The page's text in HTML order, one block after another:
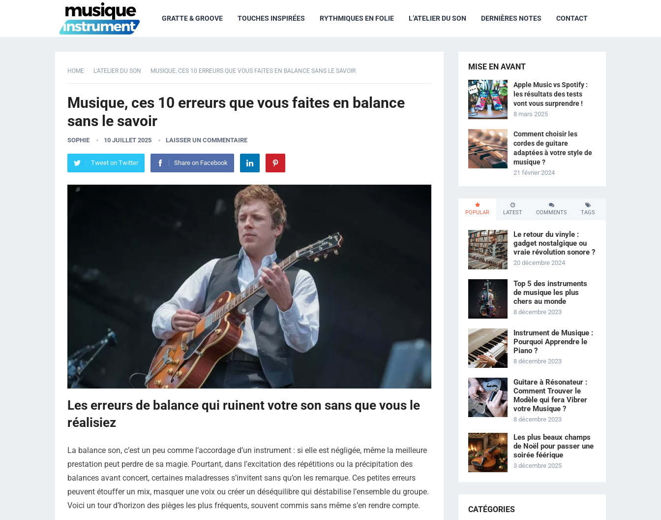
GRATTE & GROOVE TOUCHES INSPIRÉES RYTHMIQUES EN FOLIE L’ATELIER DU SON DERNIÈRES NOTES CONTACT
HOME L'ATELIER DU SON MUSIQUE, CES 10 ERREURS QUE VOUS FAITES EN BALANCE SANS LE SAVOIR
Musique, ces 10 erreurs que vous faites en balance
sans le savoir
SOPHIE 10 JUILLET 2025 LAISSER UN COMMENTAIRE
Tweet on Twitter Share on Facebook
Les erreurs de balance qui ruinent votre son sans que vous le
réalisiez
La balance son, c’est un peu comme l’accordage d’un instrument : si elle est négligée, même la meilleure
prestation peut perdre de sa magie. Pourtant, dans l’excitation des répétitions ou la précipitation des
balances avant concert, certaines maladresses s’invitent sans qu’on les remarque. Ces petites erreurs
peuvent étouffer un mix, masquer une voix ou créer un déséquilibre qui déstabilise l’ensemble du groupe.
Voici un tour d’horizon des pièges les plus fréquents, souvent commis sans même s’en rendre compte.
MISE EN AVANT
Apple Music vs Spotify :
les résultats des tests
vont vous surprendre !
8 mars 2025
Comment choisir les
cordes de guitare
adaptées à votre style de
musique ?
21 février 2024
POPULAR LATEST COMMENTS TAGS
Le retour du vinyle :
gadget nostalgique ou
vraie révolution sonore ?
20 décembre 2024
Top 5 des instruments
de musique les plus
chers au monde
8 décembre 2023
Instrument de Musique :
Pourquoi Apprendre le
Piano ?
8 décembre 2023
Guitare à Résonateur :
Comment Trouver le
Modèle qui fera Vibrer
votre Musique ?
8 décembre 2023
Les plus beaux champs
de Noël pour passer une
soirée féérique
3 décembre 2025
CATÉGORIES